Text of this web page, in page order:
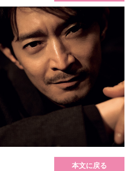
本文に戻る